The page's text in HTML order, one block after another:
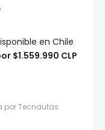
en Chile
$1.559.990 CLP
por Tecnautas